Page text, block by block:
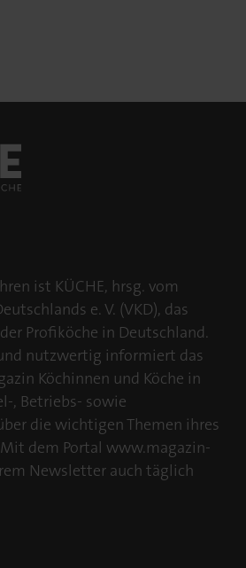
ist KÜCHE, hrsg. vom
e. V. (VKD), das
Profiköche in Deutschland.
nutzwertig informiert das
Köchinnen und Köche in
, Betriebs- sowie
die wichtigen Themen ihres
dem Portal www.magazin-
Newsletter auch täglich